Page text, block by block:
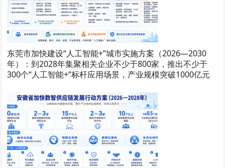
东莞市加快建设“人工智能+”城市实施方案（2026—2030
年）：到2028年集聚相关企业不少于800家，推出不少于
300个“人工智能+”标杆应用场景，产业规模突破1000亿元